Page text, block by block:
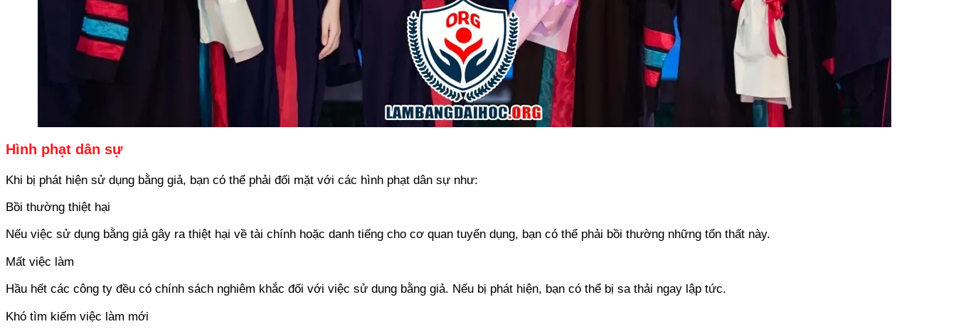
Hình phạt dân sự
Khi bị phát hiện sử dụng bằng giả, bạn có thể phải đối mặt với các hình phạt dân sự như:
Bồi thường thiệt hại
Nếu việc sử dụng bằng giả gây ra thiệt hại về tài chính hoặc danh tiếng cho cơ quan tuyển dụng, bạn có thể phải bồi thường những tổn thất này.
Mất việc làm
Hầu hết các công ty đều có chính sách nghiêm khắc đối với việc sử dụng bằng giả. Nếu bị phát hiện, bạn có thể bị sa thải ngay lập tức.
Khó tìm kiếm việc làm mới